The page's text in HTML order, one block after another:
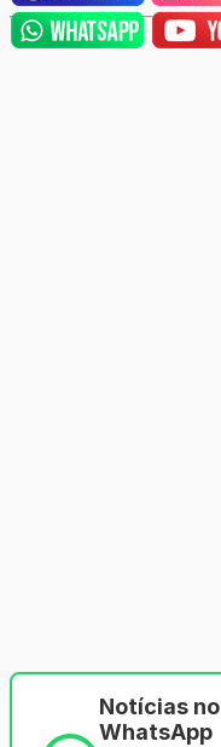
Notícias no
WhatsApp